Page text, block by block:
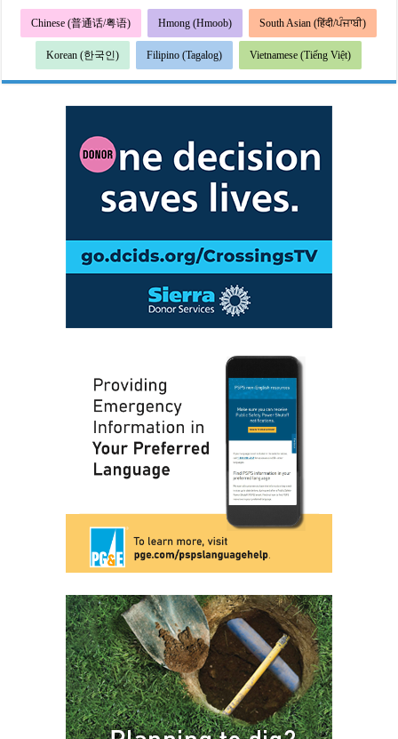
Chinese (普通话/粤语) Hmong (Hmoob) South Asian (हिंदी/ਪੰਜਾਬੀ)
Korean (한국인) Filipino (Tagalog) Vietnamese (Tiếng Việt)